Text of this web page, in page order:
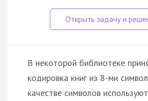
В некоторой библиотеке
кодировка книг из 8-ми
качестве символов